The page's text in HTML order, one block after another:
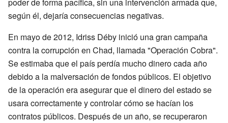
poder de forma pacífica, sin una intervención armada que,
según él, dejaría consecuencias negativas.
En mayo de 2012, Idriss Déby inició una gran campaña
contra la corrupción en Chad, llamada "Operación Cobra".
Se estimaba que el país perdía mucho dinero cada año
debido a la malversación de fondos públicos. El objetivo
de la operación era asegurar que el dinero del estado se
usara correctamente y controlar cómo se hacían los
contratos públicos. Después de un año, se recuperaron